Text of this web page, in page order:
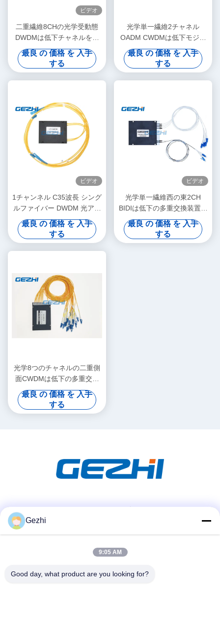
ビデオ
二重繊維8CHの光学受動態
DWDMは低下チャネルを加
えます
最良 の 価格 を 入手
する
光学単一繊維2チャネル
OADM CWDMは低下モジュ
ールを加えます
最良 の 価格 を 入手
する
ビデオ
1チャンネル C35波長 シング
ルファイバー DWDM 光アド
ドロップマルチプレクサ
OADMモジュール
最良 の 価格 を 入手
する
ビデオ
光学単一繊維西の東2CH
BIDIは低下の多重交換装置を
加えます
最良 の 価格 を 入手
する
光学8つのチャネルの二重側
面CWDMは低下の多重交換
装置を加えます
最良 の 価格 を 入手
する
迅速な連絡
テレ
Gezhi
9:05 AM
Good day, what product are you looking for?